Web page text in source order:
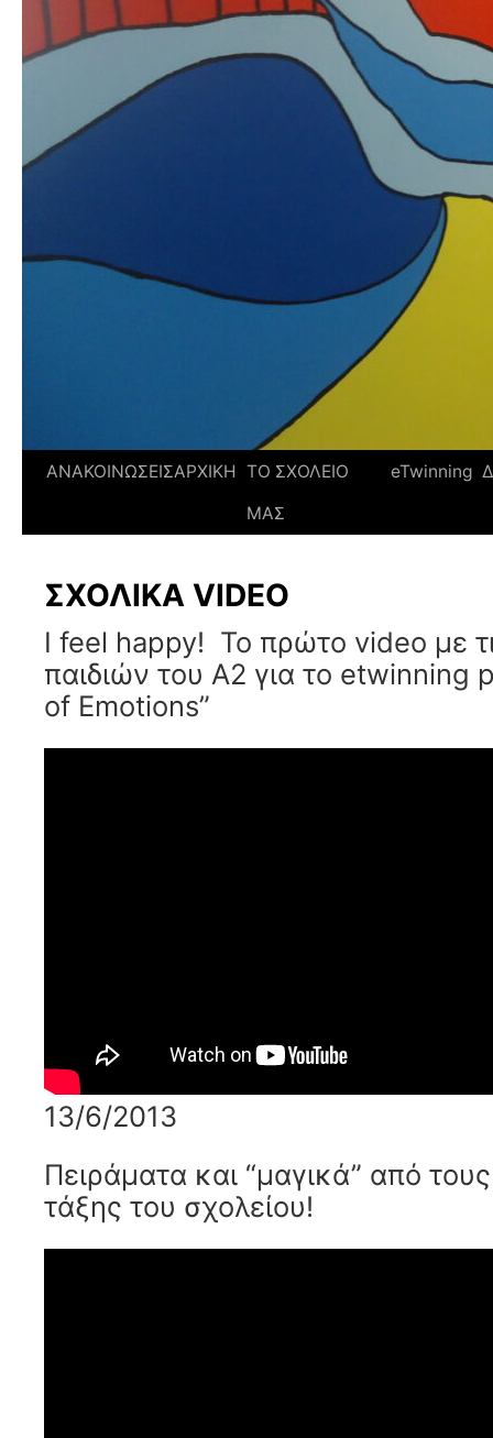
ΑΝΑΚΟΙΝΩΣΕΙΣΑΡΧΙΚΗ ΤΟ ΣΧΟΛΕΙΟ
ΜΑΣ
eTwinning
ΣΧΟΛΙΚΑ VIDEO
I feel happy! Το πρώτο video με
παιδιών του Α2 για το etwinning
of Emotions”
13/6/2013
Πειράματα και “μαγικά” από
τάξης του σχολείου!